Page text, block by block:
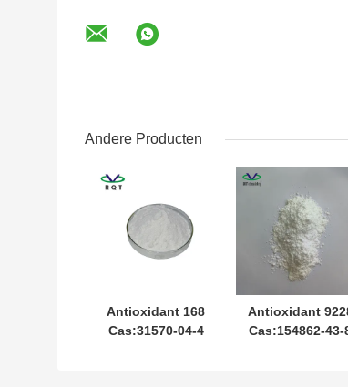
Andere Producten
Antioxidant 168
Cas:31570-04-4
Antioxidant
Cas:154862-43-